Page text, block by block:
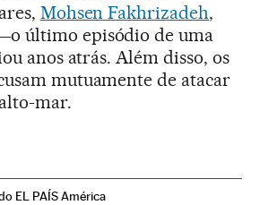
Mohsen Fakhrizadeh,
último episódio de uma
anos atrás. Além disso, os
mutuamente de atacar
mar.
EL PAÍS América